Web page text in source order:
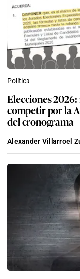
Política
Elecciones
competir por la
del cronograma
Alexander Villarroel